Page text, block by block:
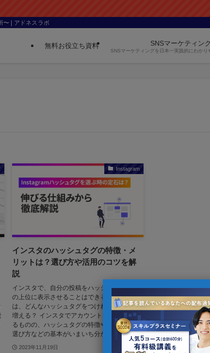
無
〜 | アドネスラボ
無料お役立ち資料 SNSマーケティン
SNSマーケティングを日本一実践的にわかり
Instagram
インスタのハッシュタグの特徴・メ
リットは？選び方や活用のコツを解
説
インスタで、自分の投稿をハッシュタグ検索
の上位に表示させることはできるの？ 投稿に
は、どんなハッシュタグをつければリーチが
増える？ インスタでアカウント運用をしてい
るものの、ハッシュタグの特徴やメリット、
選び方などの基本がいまいち分からな...
2023年11月19日